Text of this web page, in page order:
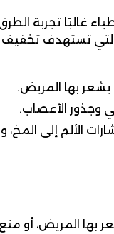
غالبًا تجربة
التي تستهدف تخفيف
يشعر بها المريض.
وجذور الأعصاب.
الألم إلى المخ،
بها المريض، أو